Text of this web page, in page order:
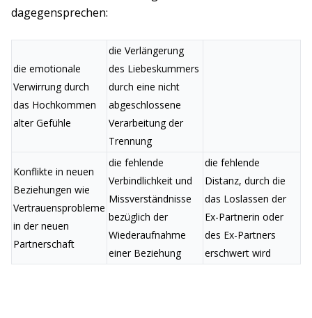
dagegensprechen:
die emotionale
Verwirrung durch
das Hochkommen
alter Gefühle
die Verlängerung
des Liebeskummers
durch eine nicht
abgeschlossene
Verarbeitung der
Trennung
Konflikte in neuen
Beziehungen wie
Vertrauensprobleme
in der neuen
Partnerschaft
die fehlende
Verbindlichkeit und
Missverständnisse
bezüglich der
Wiederaufnahme
einer Beziehung
die fehlende
Distanz, durch die
das Loslassen der
Ex-Partnerin oder
des Ex-Partners
erschwert wird